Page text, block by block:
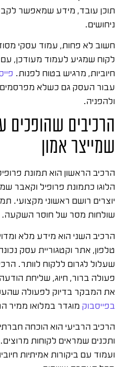
תוכן עובד, מידע שמאפשר
ניחושים.
חשוב לא פחות, עמוד עסקי
לקוח שמגיע לעמוד מעודכן, עם
חיוביות, מרגיש בטוח לפנות.
עבור העסק גם כשלא מפרסמים,
ולהפניה.
הרכיבים שהופכים
שמייצר אמון
הרכיב הראשון הוא תמונת
הלוגו כתמונת פרופיל וקאבר
יוצרים רושם ראשוני מקצועי.
שולחות מסר של חוסר השקעה.
הרכיב השני הוא מידע מלא
טלפון, אתר וקטגוריית עסק
שעלול לגרום ללקוח לוותר.
פעולה ברור, חיוג, שליחת
את המבקר בדיוק לפעולה
בפייסבוק מוגדר במלואו ממיר
הרכיב הרביעי הוא הוכחה
ותכנים שמראים לקוחות
ועמוד עם ביקורות אמיתיות